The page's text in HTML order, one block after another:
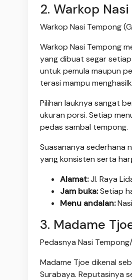
2. Warkop
Warkop Nasi Tempong
Warkop Nasi Tempong
yang dibuat segar
untuk pemula maupun
terasi mampu
Pilihan lauknya sangat
ukuran porsi. Setiap
pedas sambal tempong.
Suasananya sederhana
yang konsisten serta
Alamat:Jl. Raya
Jam buka:Setiap
Menu andalan:
3. Madame
Pedasnya Nasi
Madame Tjoe dikenal
Surabaya. Reputasinya